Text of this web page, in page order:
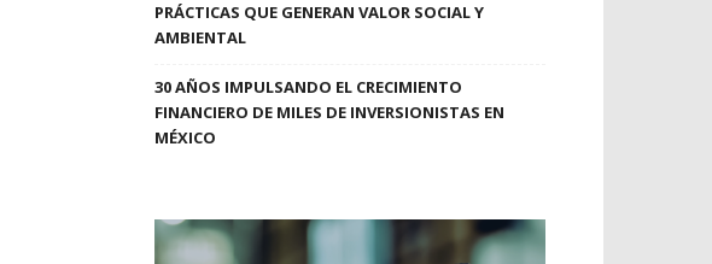
PRÁCTICAS QUE GENERAN VALOR SOCIAL Y
AMBIENTAL
30 AÑOS IMPULSANDO EL CRECIMIENTO
FINANCIERO DE MILES DE INVERSIONISTAS EN
MÉXICO